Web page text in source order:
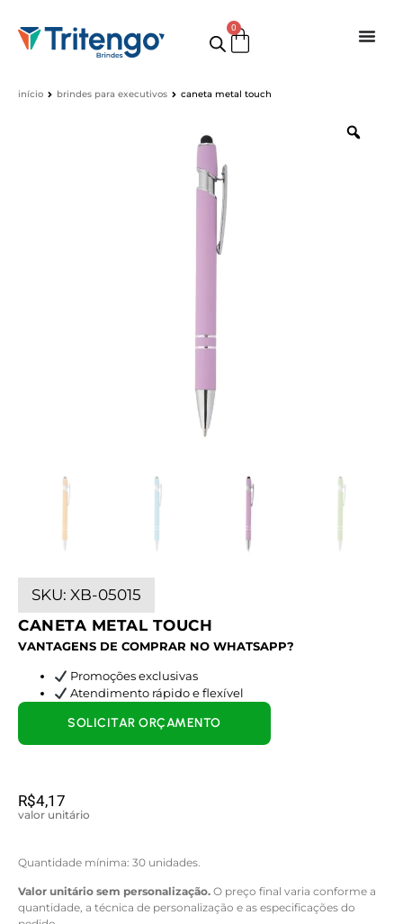
0
início brindes para executivos caneta metal touch
SKU: XB-05015
CANETA METAL TOUCH
VANTAGENS DE COMPRAR NO WHATSAPP?
Promoções exclusivas
Atendimento rápido e flexível
R$4,17
valor unitário
Quantidade mínima: 30 unidades.
Valor unitário sem personalização. O preço final varia conforme a
quantidade, a técnica de personalização e as especificações do
SOLICITAR ORÇAMENTO